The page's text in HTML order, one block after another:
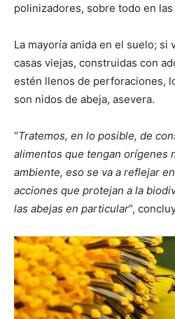
polinizadores, sobre todo en
La mayoría anida en el suelo; si
casas viejas, construidas con
estén llenos de perforaciones,
son nidos de abeja, asevera.
“Tratemos, en lo posible, de
alimentos que tengan orígenes
ambiente, eso se va a reflejar
acciones que protejan a la
las abejas en particular”,